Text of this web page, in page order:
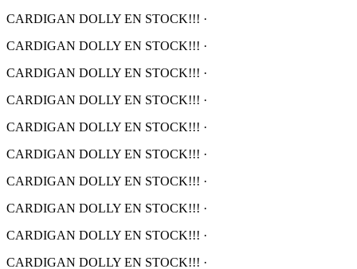
CARDIGAN DOLLY EN STOCK!!! ·
CARDIGAN DOLLY EN STOCK!!! ·
CARDIGAN DOLLY EN STOCK!!! ·
CARDIGAN DOLLY EN STOCK!!! ·
CARDIGAN DOLLY EN STOCK!!! ·
CARDIGAN DOLLY EN STOCK!!! ·
CARDIGAN DOLLY EN STOCK!!! ·
CARDIGAN DOLLY EN STOCK!!! ·
CARDIGAN DOLLY EN STOCK!!! ·
CARDIGAN DOLLY EN STOCK!!! ·